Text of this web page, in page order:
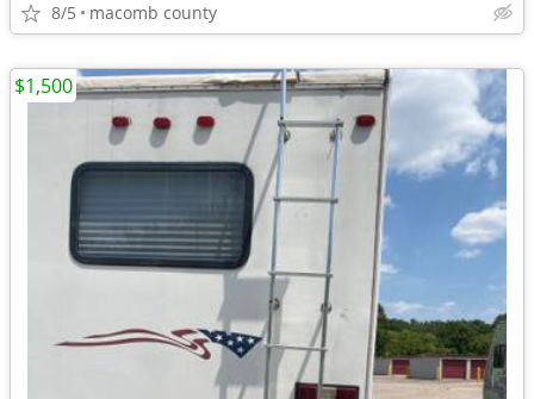
8/5 macomb county
$1,500